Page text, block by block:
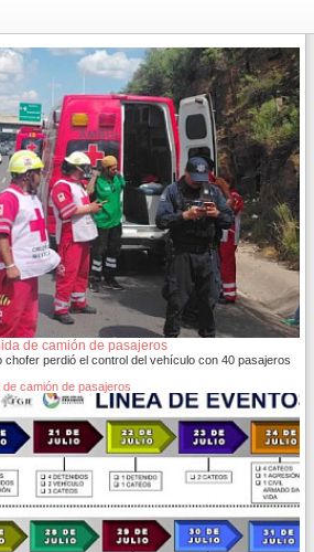
de camión de pasajeros
chofer perdió el control del vehículo con 40 pasajeros
camión de pasajeros